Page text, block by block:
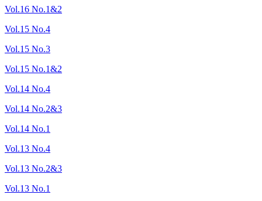
Vol.16 No.1&2
Vol.15 No.4
Vol.15 No.3
Vol.15 No.1&2
Vol.14 No.4
Vol.14 No.2&3
Vol.14 No.1
Vol.13 No.4
Vol.13 No.2&3
Vol.13 No.1